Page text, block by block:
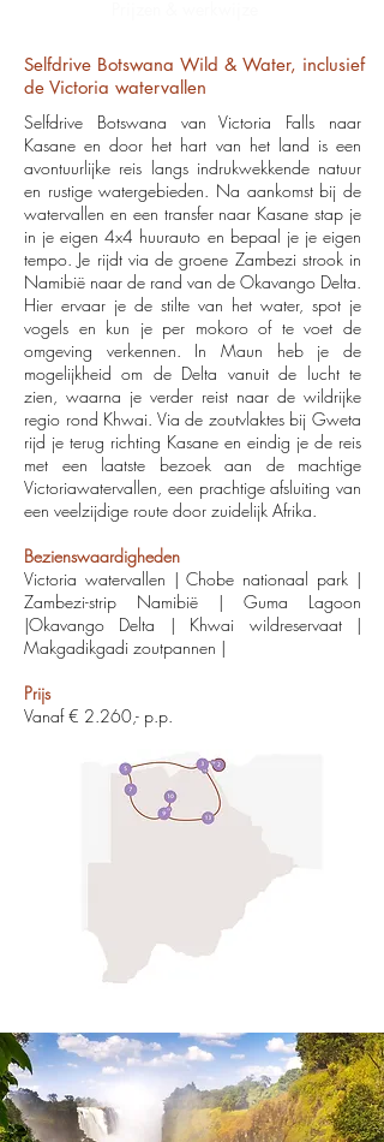
Selfdrive Botswana Wild & Water, inclusief
de Victoria watervallen
Selfdrive Botswana van Victoria Falls naar
Kasane en door het hart van het land is een
avontuurlijke reis langs indrukwekkende natuur
en rustige watergebieden. Na aankomst bij de
watervallen en een transfer naar Kasane stap je
in je eigen 4x4 huurauto en bepaal je je eigen
tempo. Je rijdt via de groene Zambezi strook in
Namibië naar de rand van de Okavango Delta.
Hier ervaar je de stilte van het water, spot je
vogels en kun je per mokoro of te voet de
omgeving verkennen. In Maun heb je de
mogelijkheid om de Delta vanuit de lucht te
zien, waarna je verder reist naar de wildrijke
regio rond Khwai. Via de zoutvlaktes bij Gweta
rijd je terug richting Kasane en eindig je de reis
met een laatste bezoek aan de machtige
Victoriawatervallen, een prachtige afsluiting van
een veelzijdige route door zuidelijk Afrika.
Bezienswaardigheden
Victoria watervallen | Chobe nationaal park |
Zambezi-strip Namibië | Guma Lagoon
|Okavango Delta | Khwai wildreservaat |
Makgadikgadi zoutpannen |
Prijs
Vanaf € 2.260,- p.p.